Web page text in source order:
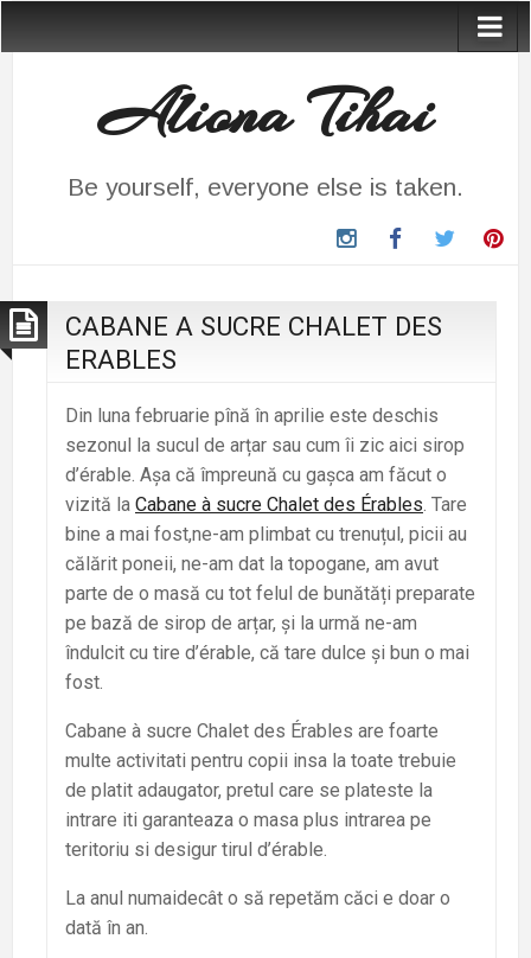
Aliona Tihai
Be yourself, everyone else is taken.
instagramFacebookTwitter
CABANE A SUCRE CHALET DES
ERABLES
Din luna februarie pînă în aprilie este deschis
sezonul la sucul de arțar sau cum îi zic aici sirop
d’érable. Așa că împreună cu gașca am făcut o
vizită la Cabane à sucre Chalet des Érables. Tare
bine a mai fost,ne-am plimbat cu trenuțul, picii au
călărit poneii, ne-am dat la topogane, am avut
parte de o masă cu tot felul de bunătăți preparate
pe bază de sirop de arțar, și la urmă ne-am
îndulcit cu tire d’érable, că tare dulce și bun o mai
fost.
Cabane à sucre Chalet des Érables are foarte
multe activitati pentru copii insa la toate trebuie
de platit adaugator, pretul care se plateste la
intrare iti garanteaza o masa plus intrarea pe
teritoriu si desigur tirul d’érable.
La anul numaidecât o să repetăm căci e doar o
dată în an.